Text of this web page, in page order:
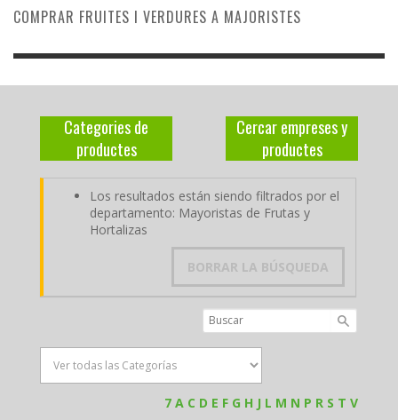
COMPRAR FRUITES I VERDURES A MAJORISTES
Categories de
productes
Cercar empreses y
productes
Los resultados están siendo filtrados por el
departamento: Mayoristas de Frutas y
Hortalizas
BORRAR LA BÚSQUEDA
7 A C D E F G H J L M N P R S T V